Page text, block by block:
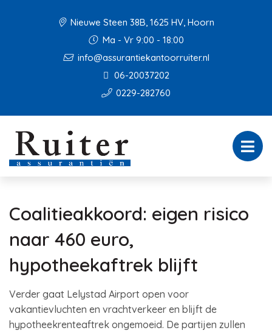
Nieuwe Steen 38B, 1625 HV, Hoorn
Ma - Vr 9:00 - 18:00
info@assurantiekantoorruiter.nl
06-20037202
0229-282760
Coalitieakkoord: eigen risico
naar 460 euro,
hypotheekaftrek blijft
Verder gaat Lelystad Airport open voor
vakantievluchten en vrachtverkeer en blijft de
hypotheekrenteaftrek ongemoeid. De partijen zullen